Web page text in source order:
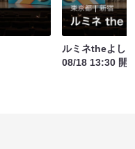
ルミネtheよし
08/18 13:30 開